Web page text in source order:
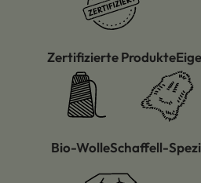
Zertifizierte Produkte
Bio-WolleSchaffell-